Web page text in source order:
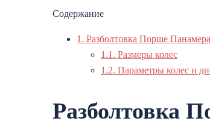
Содержание
1. Разболтовка Порше Панамера
1.1. Размеры колес
1.2. Параметры колес и
Разболтовка